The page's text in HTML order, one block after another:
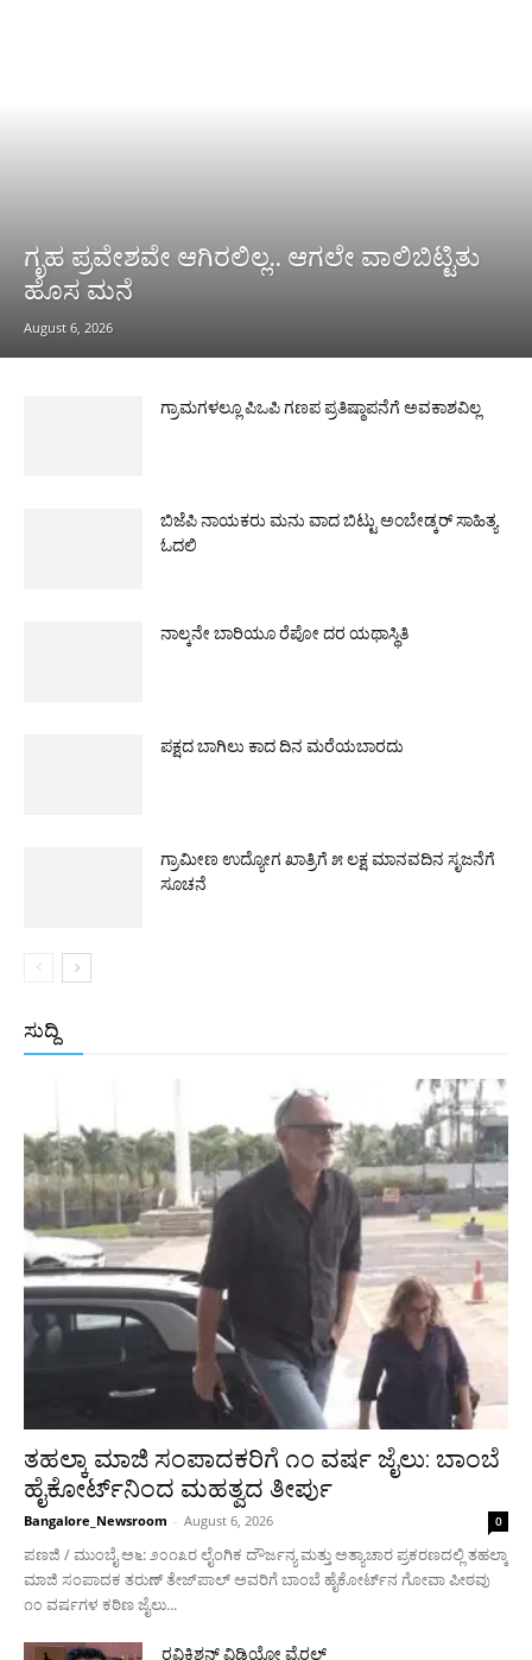
ಗೃಹ ಪ್ರವೇಶವೇ ಆಗಿರಲಿಲ್ಲ.. ಆಗಲೇ ವಾಲಿಬಿಟ್ಟಿತು
ಹೊಸ ಮನೆ
August 6, 2026
ಗ್ರಾಮಗಳಲ್ಲೂ ಪಿಒಪಿ ಗಣಪ ಪ್ರತಿಷ್ಠಾಪನೆಗೆ ಅವಕಾಶವಿಲ್ಲ
ಬಿಜೆಪಿ ನಾಯಕರು ಮನು ವಾದ ಬಿಟ್ಟು ಅಂಬೇಡ್ಕರ್ ಸಾಹಿತ್ಯ
ಓದಲಿ
ನಾಲ್ಕನೇ ಬಾರಿಯೂ ರೆಪೋ ದರ ಯಥಾಸ್ಥಿತಿ
ಪಕ್ಷದ ಬಾಗಿಲು ಕಾದ ದಿನ ಮರೆಯಬಾರದು
ಗ್ರಾಮೀಣ ಉದ್ಯೋಗ ಖಾತ್ರಿಗೆ ೫ ಲಕ್ಷ ಮಾನವದಿನ ಸೃಜನೆಗೆ
ಸೂಚನೆ
ಸುದ್ದಿ
ತಹಲ್ಕಾ ಮಾಜಿ ಸಂಪಾದಕರಿಗೆ ೧೦ ವರ್ಷ ಜೈಲು: ಬಾಂಬೆ
ಹೈಕೋರ್ಟ್‌ನಿಂದ ಮಹತ್ವದ ತೀರ್ಪು
Bangalore_Newsroom - August 6, 2026 0
ಪಣಜಿ / ಮುಂಬೈ ಅ೬: ೨೦೧೩ರ ಲೈಂಗಿಕ ದೌರ್ಜನ್ಯ ಮತ್ತು ಅತ್ಯಾಚಾರ ಪ್ರಕರಣದಲ್ಲಿ ತಹಲ್ಕಾ
ಮಾಜಿ ಸಂಪಾದಕ ತರುಣ್ ತೇಜ್‌ಪಾಲ್ ಅವರಿಗೆ ಬಾಂಬೆ ಹೈಕೋರ್ಟ್‌ನ ಗೋವಾ ಪೀಠವು
೧೦ ವರ್ಷಗಳ ಕಠಿಣ ಜೈಲು...
ರವಿಕಿಶನ್ ವಿಡಿಯೋ ವೈರಲ್